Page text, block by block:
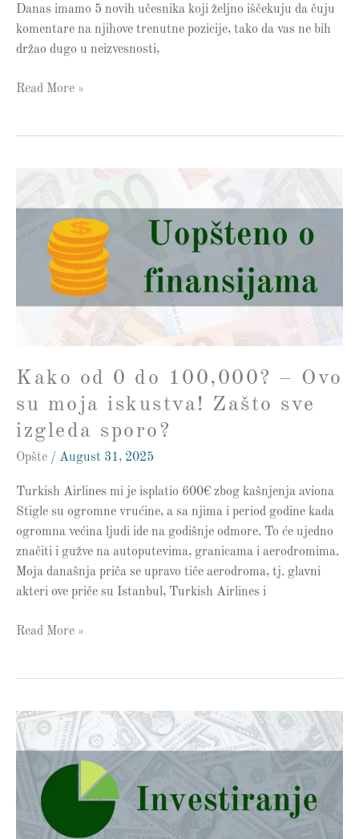
Danas imamo 5 novih učesnika koji željno iščekuju da čuju
komentare na njihove trenutne pozicije, tako da vas ne bih
držao dugo u neizvesnosti,
Read More »
Kako od 0 do 100,000? – Ovo
su moja iskustva! Zašto sve
izgleda sporo?
Opšte / August 31, 2025
Turkish Airlines mi je isplatio 600€ zbog kašnjenja aviona
Stigle su ogromne vrućine, a sa njima i period godine kada
ogromna većina ljudi ide na godišnje odmore. To će ujedno
značiti i gužve na autoputevima, granicama i aerodromima.
Moja današnja priča se upravo tiče aerodroma, tj. glavni
akteri ove priče su Istanbul, Turkish Airlines i
100,000?
Zašto
sporo?
Read More »
Portfolio
Analiza
Akcije
firme